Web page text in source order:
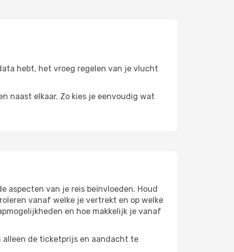
hebt, het vroeg regelen van je vlucht
naast elkaar. Zo kies je eenvoudig wat
aspecten van je reis beïnvloeden. Houd
vanaf welke je vertrekt en op welke
en hoe makkelijk je vanaf
alleen de ticketprijs en aandacht te